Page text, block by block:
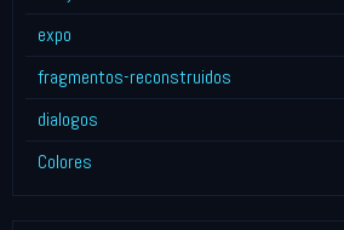
expo
fragmentos-reconstruidos
dialogos
Colores